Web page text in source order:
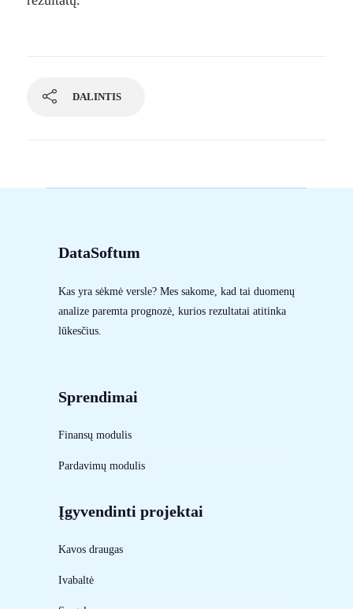
DALINTIS
DataSoftum
Kas yra sėkmė versle? Mes sakome, kad tai duomenų
analize paremta prognozė, kurios rezultatai atitinka
lūkesčius.
Sprendimai
Finansų modulis
Pardavimų modulis
Įgyvendinti projektai
Kavos draugas
Ivabaltė